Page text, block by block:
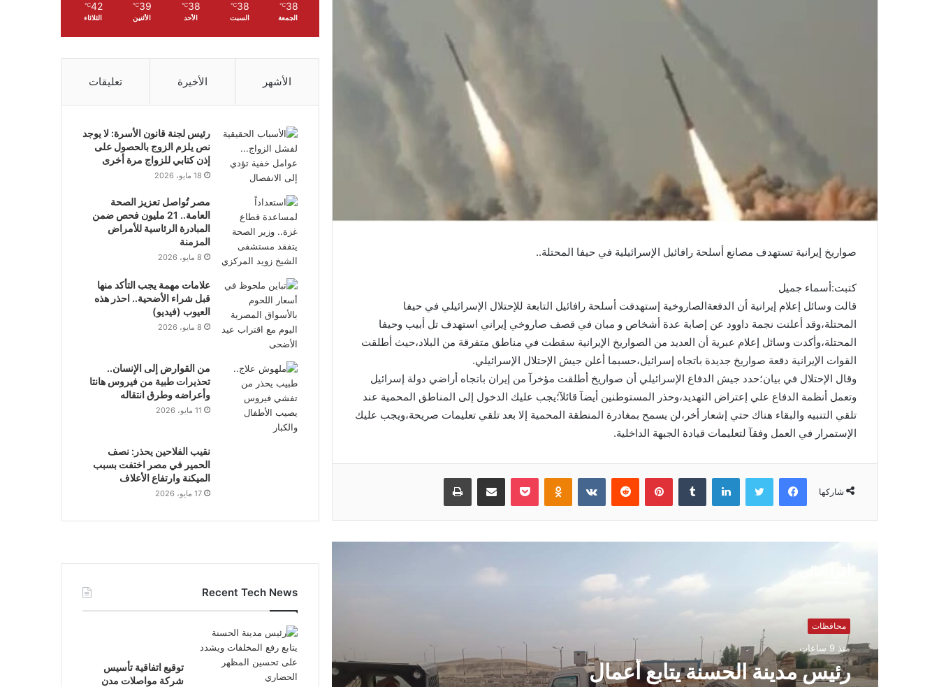
صواريخ إيرانية تستهدف مصانع أسلحة رافائيل الإسرائيلية في حيفا المحتلة..
كتبت:أسماء جميل
قالت وسائل إعلام إيرانية أن الدفعةالصاروخية إستهدفت أسلحة رافائيل التابعة للإحتلال الإسرائيلي في حيفا
المحتلة،وقد أعلنت نجمة داوود عن إصابة عدة أشخاص و مبان في قصف صاروخي إيراني استهدف تل أبيب وحيفا
المحتلة،وأكدت وسائل إعلام عبرية أن العديد من الصواريخ الإيرانية سقطت في مناطق متفرقة من البلاد،حيث أطلقت
القوات الإيرانية دقعة صواريخ جديدة باتجاه إسرائيل،حسبما أعلن جيش الإحتلال الإسرائيلي.
وقال الإحتلال في بيان؛حدد جيش الدفاع الإسرائيلي أن صواريخ أطلقت مؤخرآ من إيران باتجاه أراضي دولة إسرائيل
وتعمل أنظمة الدفاع علي إعتراض التهديد،وحذر المستوطنين أيضآ قائلآ؛يجب عليك الدخول إلى المناطق المحمية عند
تلقي التنبيه والبقاء هناك حتي إشعار أخر،لن يسمح بمغادرة المنطقة المحمية إلا بعد تلقي تعليمات صريحة،ويجب عليك
الإستمرار في العمل وفقآ لتعليمات قيادة الجبهة الداخلية.
شاركها
فيسبوك تويتر لينكدإن بينتيريست Odnoklassniki
بوكيت مشاركة عبر البريد طباعة
أقرأ التالي
محافظات
منذ 9 ساعات
رئيس مدينة الحسنة يتابع أعمال
المستشفى الإماراتي العائم بالعريش
38
℃
الجمعة
38
℃
السبت
38
℃
الأحد
39
℃
الأثنين
42
℃
الثلاثاء
الأشهر الأخيرة تعليقات
رئيس لجنة قانون الأسرة: لا يوجد
نص يلزم الزوج بالحصول على
إذن كتابي للزواج مرة أخرى
18 مايو، 2026
مصر تُواصل تعزيز الصحة
العامة.. 21 مليون فحص ضمن
المبادرة الرئاسية للأمراض
المزمنة
8 مايو، 2026
علامات مهمة يجب التأكد منها
قبل شراء الأضحية.. احذر هذه
العيوب (فيديو)
8 مايو، 2026
من القوارض إلى الإنسان..
تحذيرات طبية من فيروس هانتا
وأعراضه وطرق انتقاله
11 مايو، 2026
نقيب الفلاحين يحذر: نصف
الحمير في مصر اختفت بسبب
الميكنة وارتفاع الأعلاف
17 مايو، 2026
Recent Tech News
توقيع اتفاقية تأسيس
شركة مواصلات مدن